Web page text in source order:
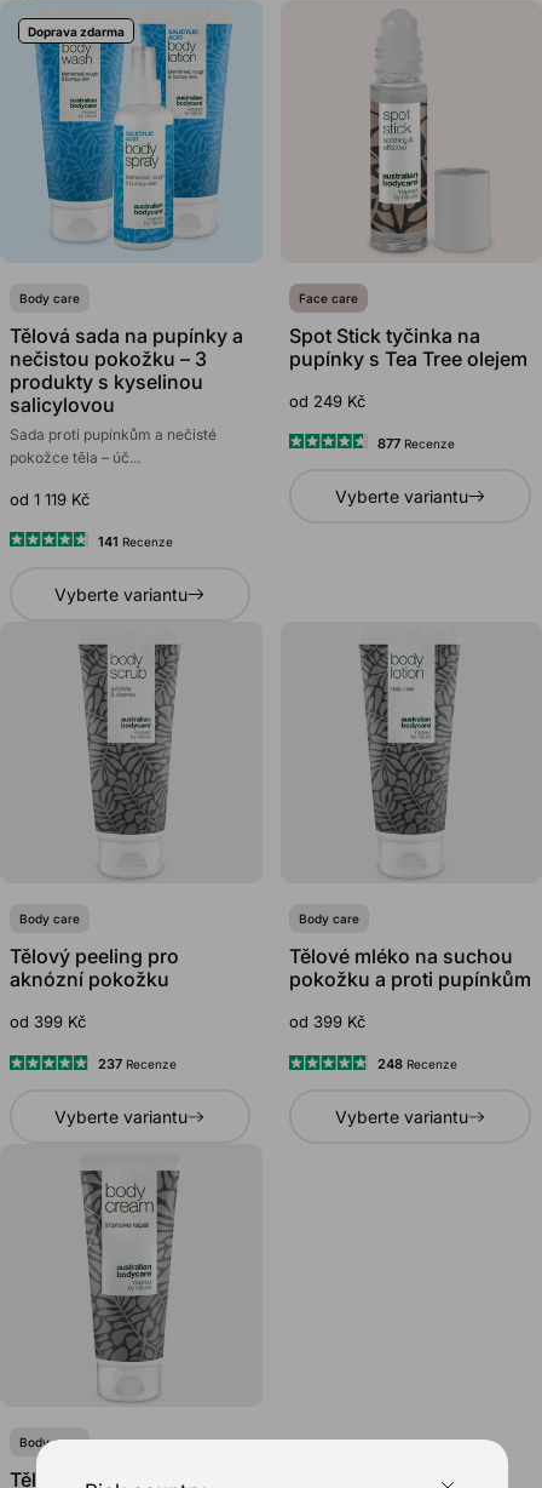
hvězdiček
Doprava zdarma
Body care
Tělová sada na pupínky a
nečistou pokožku – 3
produkty s kyselinou
salicylovou
Sada proti pupínkům a nečisté
pokožce těla – úč...
od 1 119 Kč
141 Recenze
Vyberte variantu
Face care
Spot Stick tyčinka na
pupínky s Tea Tree olejem
od 249 Kč
877 Recenze
Vyberte variantu
Body care
Tělový peeling pro
aknózní pokožku
od 399 Kč
237Recenze
Vyberte variantu
Body care
Tělové mléko na suchou
pokožku a proti pupínkům
od 399 Kč
248 Recenze
Vyberte variantu
Body care
Tělový krém na suchou